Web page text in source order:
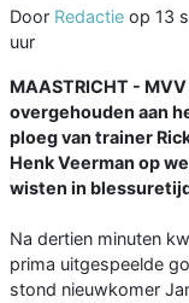
Door Redactie op 13
uur
MAASTRICHT -
overgehouden aan
ploeg van trainer
Henk Veerman op
wisten in
Na dertien minuten
prima uitgespeelde
stond nieuwkomer